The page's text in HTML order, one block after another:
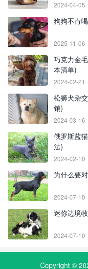
2024-04-05
狗狗不肯
2025-11-06
巧克力金
本清单)
2024-02-21
松狮犬杂
销)
2024-03-16
俄罗斯蓝
法)
2024-02-10
为什么要
2024-07-10
迷你边境
2024-07-10
Copyright ©